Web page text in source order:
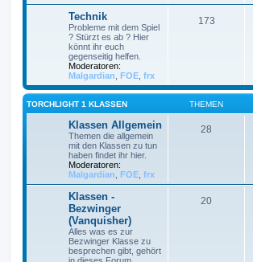
Technik
Probleme mit dem Spiel
? Stürzt es ab ? Hier
könnt ihr euch
gegenseitig helfen.
Moderatoren:
Malgardian FOE frx
173
TORCHLIGHT 1 KLASSEN THEMEN
Klassen Allgemein
Themen die allgemein
mit den Klassen zu tun
haben findet ihr hier.
Moderatoren:
Malgardian
FOE frx
28
Klassen -
Bezwinger
(Vanquisher)
Alles was es zur
Bezwinger Klasse zu
besprechen gibt, gehört
20